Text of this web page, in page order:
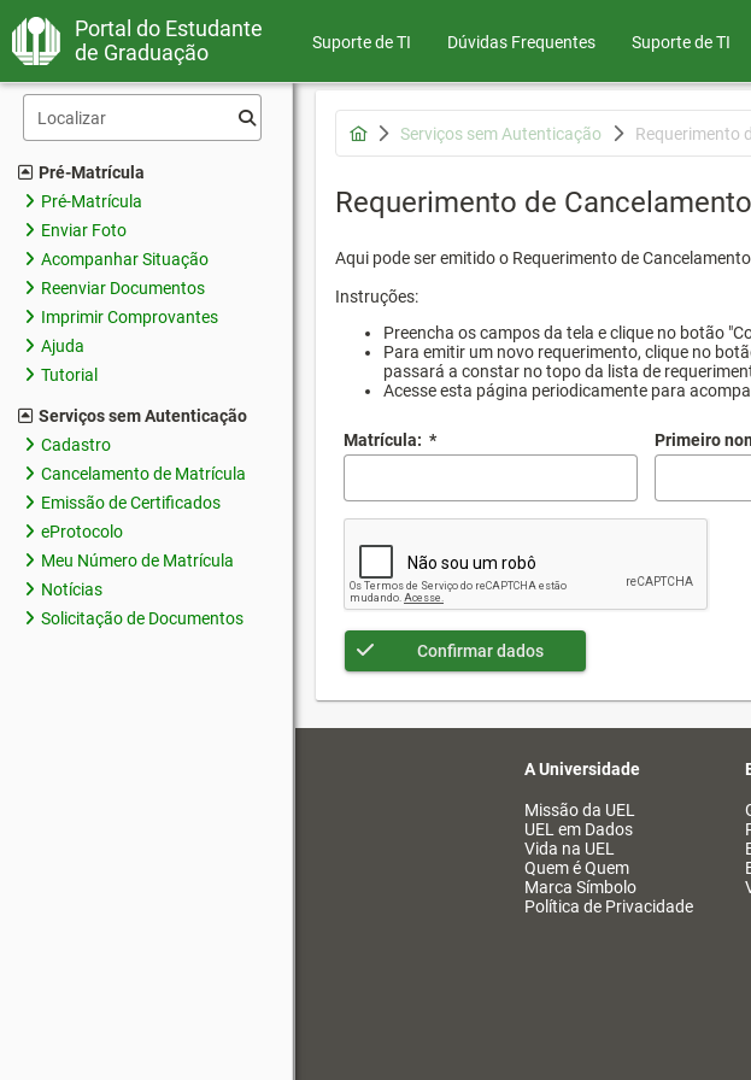
Portal do Estudante
de Graduação
Suporte de TI Dúvidas Frequentes Suporte de TI
Pré-Matrícula
Pré-Matrícula
Enviar Foto
Acompanhar Situação
Reenviar Documentos
Imprimir Comprovantes
Ajuda
Tutorial
Serviços sem Autenticação
Cadastro
Cancelamento de Matrícula
Emissão de Certificados
eProtocolo
Meu Número de Matrícula
Notícias
Solicitação de Documentos
Serviços sem Autenticação Requerimento
Requerimento de
Aqui pode ser emitido o Requerimento de
Instruções:
Preencha os campos da tela e clique no botão
Para emitir um novo requerimento, clique no
passará a constar no topo da lista de
Acesse esta página periodicamente para
Matrícula: * Primeiro
Confirmar dados
A Universidade
Missão da UEL
UEL em Dados
Vida na UEL
Quem é Quem
Marca Símbolo
Política de Privacidade